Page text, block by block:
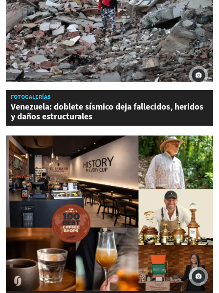
FOTOGALERÍAS
Venezuela: doblete sísmico deja fallecidos, heridos
y daños estructurales